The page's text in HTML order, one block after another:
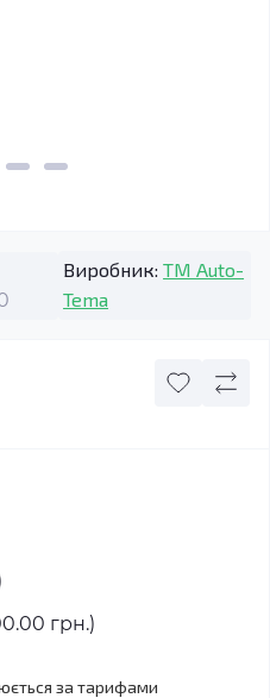
Виробник: TM Auto-
Tema
грн.)
за тарифами